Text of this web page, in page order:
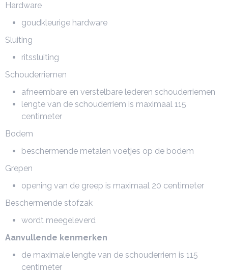
Hardware
goudkleurige hardware
Sluiting
ritssluiting
Schouderriemen
afneembare en verstelbare lederen schouderriemen
lengte van de schouderriem is maximaal 115
centimeter
Bodem
beschermende metalen voetjes op de bodem
Grepen
opening van de greep is maximaal 20 centimeter
Beschermende stofzak
wordt meegeleverd
Aanvullende kenmerken
de maximale lengte van de schouderriem is 115
centimeter